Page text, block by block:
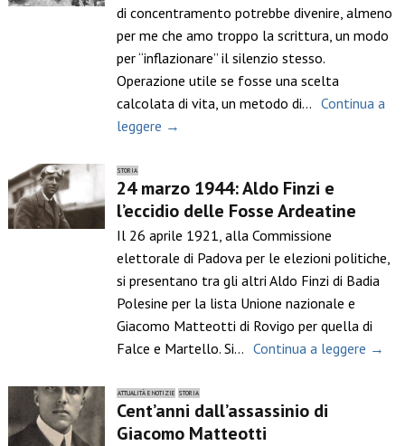
di concentramento potrebbe divenire, almeno
per me che amo troppo la scrittura, un modo
per “inflazionare” il silenzio stesso.
Operazione utile se fosse una scelta
calcolata di vita, un metodo di… Continua a
leggere →
STORIA
24 marzo 1944: Aldo Finzi e
l’eccidio delle Fosse Ardeatine
Il 26 aprile 1921, alla Commissione
elettorale di Padova per le elezioni politiche,
si presentano tra gli altri Aldo Finzi di Badia
Polesine per la lista Unione nazionale e
Giacomo Matteotti di Rovigo per quella di
Falce e Martello. Si… Continua a leggere →
ATTUALITÀ E NOTIZIE STORIA
Cent’anni dall’assassinio di
Giacomo Matteotti